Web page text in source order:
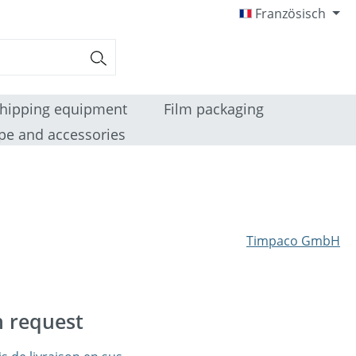
Französisch
equipment
Film packaging
and accessories
Timpaco GmbH
request